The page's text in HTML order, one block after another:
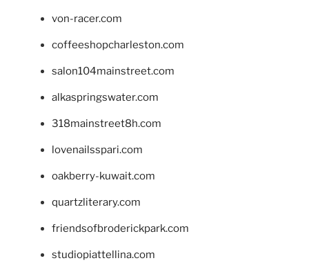
von-racer.com
coffeeshopcharleston.com
salon104mainstreet.com
alkaspringswater.com
318mainstreet8h.com
lovenailsspari.com
oakberry-kuwait.com
quartzliterary.com
friendsofbroderickpark.com
studiopiattellina.com